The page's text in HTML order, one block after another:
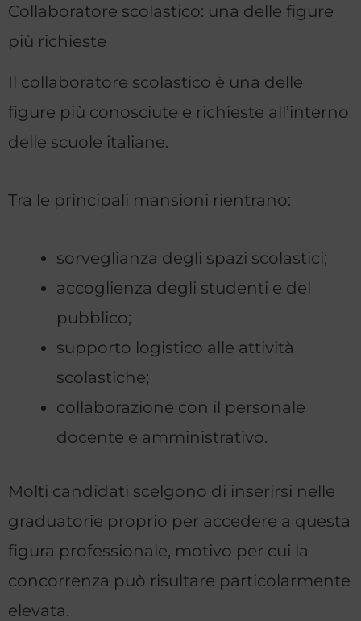
Collaboratore scolastico: una delle figure
più richieste
Il collaboratore scolastico è una delle
figure più conosciute e richieste all’interno
delle scuole italiane.
Tra le principali mansioni rientrano:
sorveglianza degli spazi scolastici;
accoglienza degli studenti e del
pubblico;
supporto logistico alle attività
scolastiche;
collaborazione con il personale
docente e amministrativo.
Molti candidati scelgono di inserirsi nelle
graduatorie proprio per accedere a questa
figura professionale, motivo per cui la
concorrenza può risultare particolarmente
elevata.